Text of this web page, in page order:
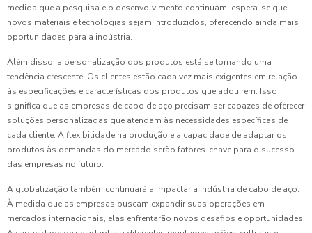
medida que a pesquisa e o desenvolvimento continuam, espera-se que
novos materiais e tecnologias sejam introduzidos, oferecendo ainda mais
oportunidades para a indústria.
Além disso, a personalização dos produtos está se tornando uma
tendência crescente. Os clientes estão cada vez mais exigentes em relação
às especificações e características dos produtos que adquirem. Isso
significa que as empresas de cabo de aço precisam ser capazes de oferecer
soluções personalizadas que atendam às necessidades específicas de
cada cliente. A flexibilidade na produção e a capacidade de adaptar os
produtos às demandas do mercado serão fatores-chave para o sucesso
das empresas no futuro.
A globalização também continuará a impactar a indústria de cabo de aço.
À medida que as empresas buscam expandir suas operações em
mercados internacionais, elas enfrentarão novos desafios e oportunidades.